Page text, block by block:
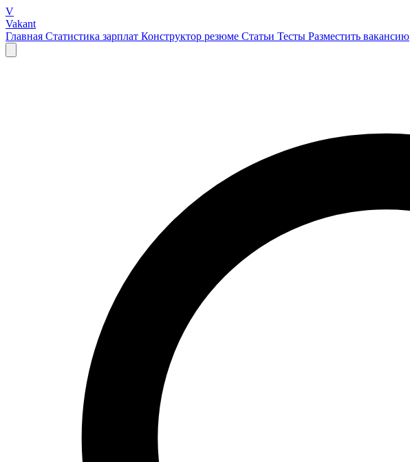
V
Vakant
Главная Статистика зарплат Конструктор резюме Статьи Тесты Разместить вакансию